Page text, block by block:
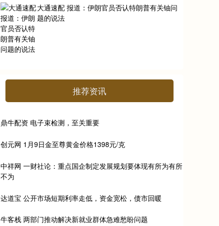
大通速配 报道：伊朗官员否认特朗普有关铀问
题的说法
推荐资讯
鼎牛配资 电子束检测，至关重要
创元网 1月9日金至尊黄金价格1398元/克
中祥网 一财社论：重点国企制定发展规划要体现有所为有所
不为
达道宝 公开市场短期利率走低，资金宽松，债市回暖
牛客栈 两部门推动解决新就业群体急难愁盼问题